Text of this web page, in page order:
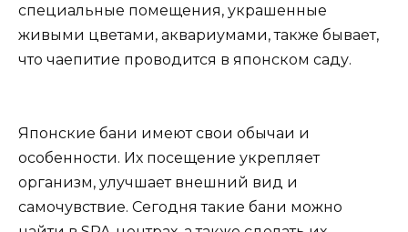
специальные помещения, украшенные
живыми цветами, аквариумами, также бывает,
что чаепитие проводится в японском саду.
Японские бани имеют свои обычаи и
особенности. Их посещение укрепляет
организм, улучшает внешний вид и
самочувствие. Сегодня такие бани можно